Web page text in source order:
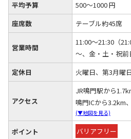
平均予算
500～1000 円
座席数
テーブル約45席
営業時間
11:00～21:30（
～、金・土・祝前
定休日
火曜日、第3月曜
アクセス
JR鳴門駅から
鳴門ICから3.2km
(▼地図を見る)
ポイント バリアフリー